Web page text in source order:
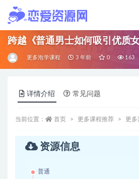
跨越《普通男士如何吸引优质女
更多泡学课程 3 年前 0 163
详情介绍 常见问题
当前位置： 首页 更多课程推荐 更多
资源信息
普通